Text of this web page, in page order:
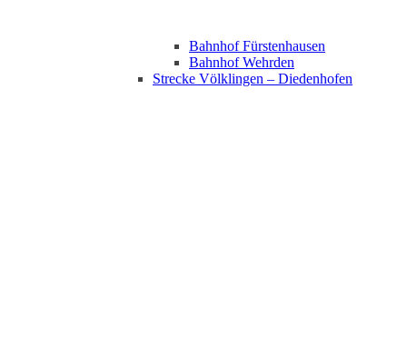
Bahnhof Fürstenhausen
Bahnhof Wehrden
Strecke Völklingen – Diedenhofen